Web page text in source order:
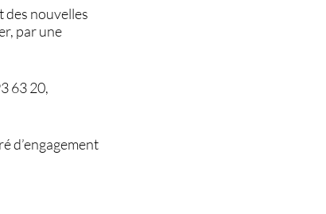
des nouvelles
par une
63 20,
d’engagement